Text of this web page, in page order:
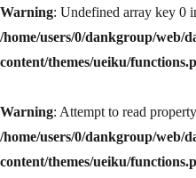
Warning: Undefined array key 0
/home/users/0/dankgroup/web/
content/themes/ueiku/
Warning: Attempt to read
/home/users/0/dankgroup/web/
content/themes/ueiku/